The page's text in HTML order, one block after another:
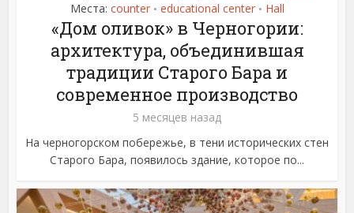
Места: counter • educational center • Hall
«Дом оливок» в Черногории:
архитектура, объединившая
традиции Старого Бара и
современное производство
5 месяцев назад
На черногорском побережье, в тени исторических стен
Старого Бара, появилось здание, которое по...